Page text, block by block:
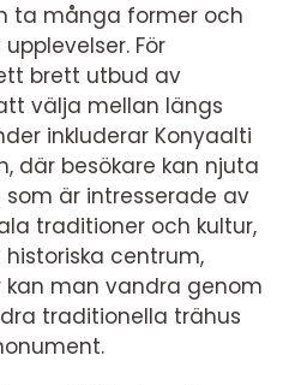
ta många former och
För
brett utbud av
välja mellan längs
inkluderar Konyaalti
där besökare kan njuta
som är intresserade av
traditioner och kultur,
centrum,
kan man vandra genom
traditionella trähus